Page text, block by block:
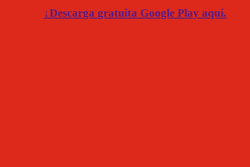
↓Descarga gratuita Google Play aquí.